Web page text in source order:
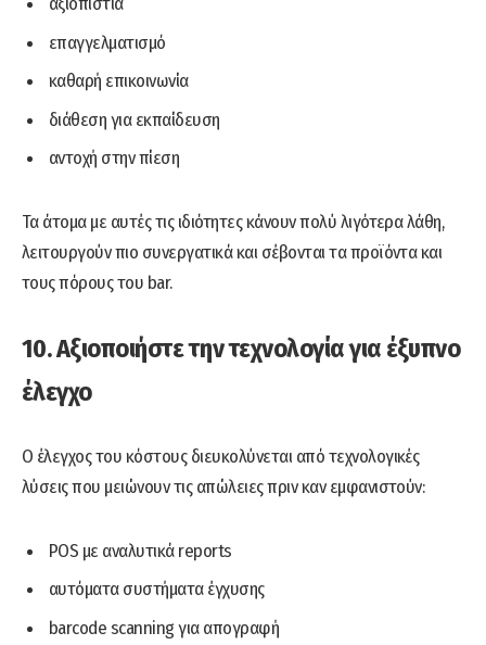
επαγγελματισμό
καθαρή επικοινωνία
διάθεση για εκπαίδευση
αντοχή στην πίεση
Τα άτομα με αυτές τις ιδιότητες κάνουν πολύ λιγότερα λάθη,
λειτουργούν πιο συνεργατικά και σέβονται τα προϊόντα και
τους πόρους του bar.
10. Αξιοποιήστε την τεχνολογία για έξυπνο
έλεγχο
Ο έλεγχος του κόστους διευκολύνεται από τεχνολογικές
λύσεις που μειώνουν τις απώλειες πριν καν εμφανιστούν:
POS με αναλυτικά reports
αυτόματα συστήματα έγχυσης
barcode scanning για απογραφή